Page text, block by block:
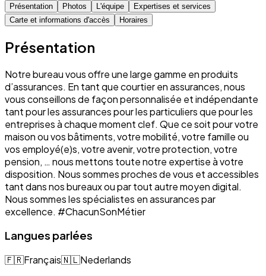
Présentation Photos L'équipe
Expertises et services
Carte et informations d'accès
Horaires
Présentation
Notre bureau vous offre une large gamme en produits
d’assurances. En tant que courtier en assurances, nous
vous conseillons de façon personnalisée et indépendante
tant pour les assurances pour les particuliers que pour les
entreprises à chaque moment clef. Que ce soit pour votre
maison ou vos bâtiments, votre mobilité, votre famille ou
vos employé(e)s, votre avenir, votre protection, votre
pension, … nous mettons toute notre expertise à votre
disposition. Nous sommes proches de vous et accessibles
tant dans nos bureaux ou par tout autre moyen digital.
Nous sommes les spécialistes en assurances par
excellence. #ChacunSonMétier
Langues parlées
🇫🇷Français🇳🇱Nederlands